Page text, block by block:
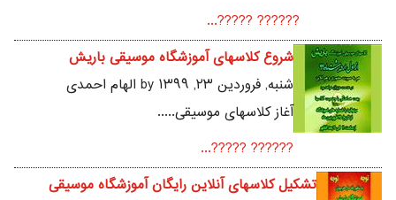
?????? ?????...
شروع کلاسهای آموزشگاه موسیقی باریش
شنبه, فروردين ۲۳, ۱۳۹۹ by الهام احمدی
آغاز کلاسهای موسیقی.....
?????? ?????...
تشکیل کلاسهای آنلاین رایگان آموزشگاه موسیقی